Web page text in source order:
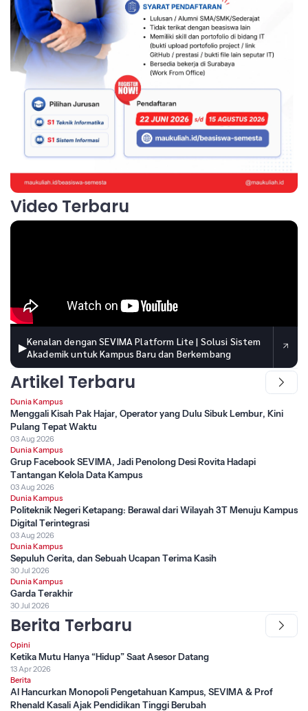
Video Terbaru
▶Kenalan dengan SEVIMA Platform Lite | Solusi Sistem
Akademik untuk Kampus Baru dan Berkembang
Artikel Terbaru
Dunia Kampus
Menggali Kisah Pak Hajar, Operator yang Dulu Sibuk Lembur, Kini
Pulang Tepat Waktu
03 Aug 2026
Dunia Kampus
Grup Facebook SEVIMA, Jadi Penolong Desi Rovita Hadapi
Tantangan Kelola Data Kampus
03 Aug 2026
Dunia Kampus
Politeknik Negeri Ketapang: Berawal dari Wilayah 3T Menuju Kampus
Digital Terintegrasi
03 Aug 2026
Dunia Kampus
Sepuluh Cerita, dan Sebuah Ucapan Terima Kasih
30 Jul 2026
Dunia Kampus
Garda Terakhir
30 Jul 2026
Berita Terbaru
Opini
Ketika Mutu Hanya “Hidup” Saat Asesor Datang
13 Apr 2026
Berita
AI Hancurkan Monopoli Pengetahuan Kampus, SEVIMA & Prof
Rhenald Kasali Ajak Pendidikan Tinggi Berubah